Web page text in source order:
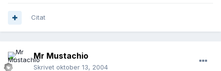
Citat
Mr Mustachio
Skrivet oktober 13, 2004